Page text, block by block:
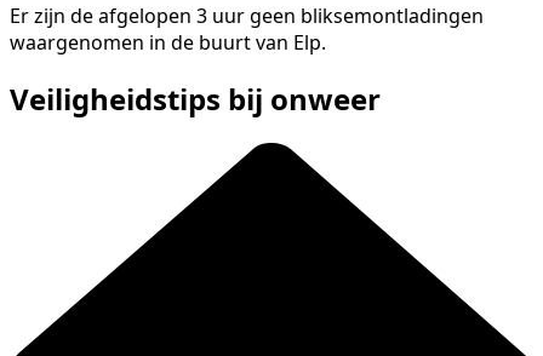
Er zijn de afgelopen 3 uur geen bliksemontladingen
waargenomen in de buurt van Elp.
Veiligheidstips bij onweer